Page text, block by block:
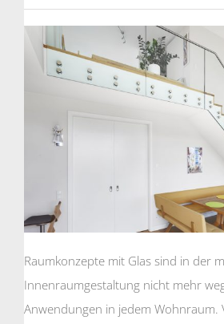
Raumkonzepte mit Glas sind in der
Innenraumgestaltung nicht mehr
Anwendungen in jedem Wohnraum.